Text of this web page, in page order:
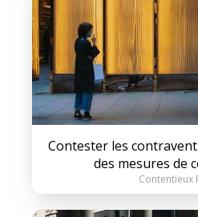
Contester les
des mesures de
Contentieux